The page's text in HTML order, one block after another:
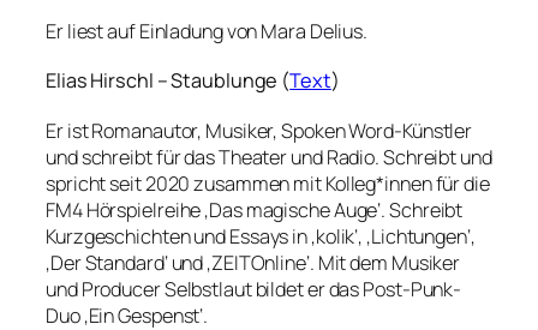
Er liest auf Einladung von Mara Delius.
Elias Hirschl – Staublunge (Text)
Er ist Romanautor, Musiker, Spoken Word-Künstler
und schreibt für das Theater und Radio. Schreibt und
spricht seit 2020 zusammen mit Kolleg*innen für die
FM4 Hörspielreihe ‚Das magische Auge‘. Schreibt
Kurzgeschichten und Essays in ‚kolik‘, ‚Lichtungen‘,
‚Der Standard‘ und ‚ZEITOnline‘. Mit dem Musiker
und Producer Selbstlaut bildet er das Post-Punk-
Duo ‚Ein Gespenst‘.